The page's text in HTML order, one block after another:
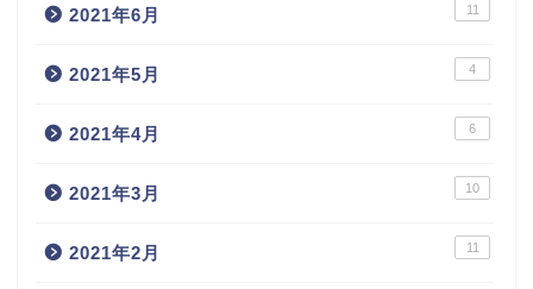
2021年6月 11
2021年5月 4
2021年4月 6
2021年3月 10
2021年2月 11